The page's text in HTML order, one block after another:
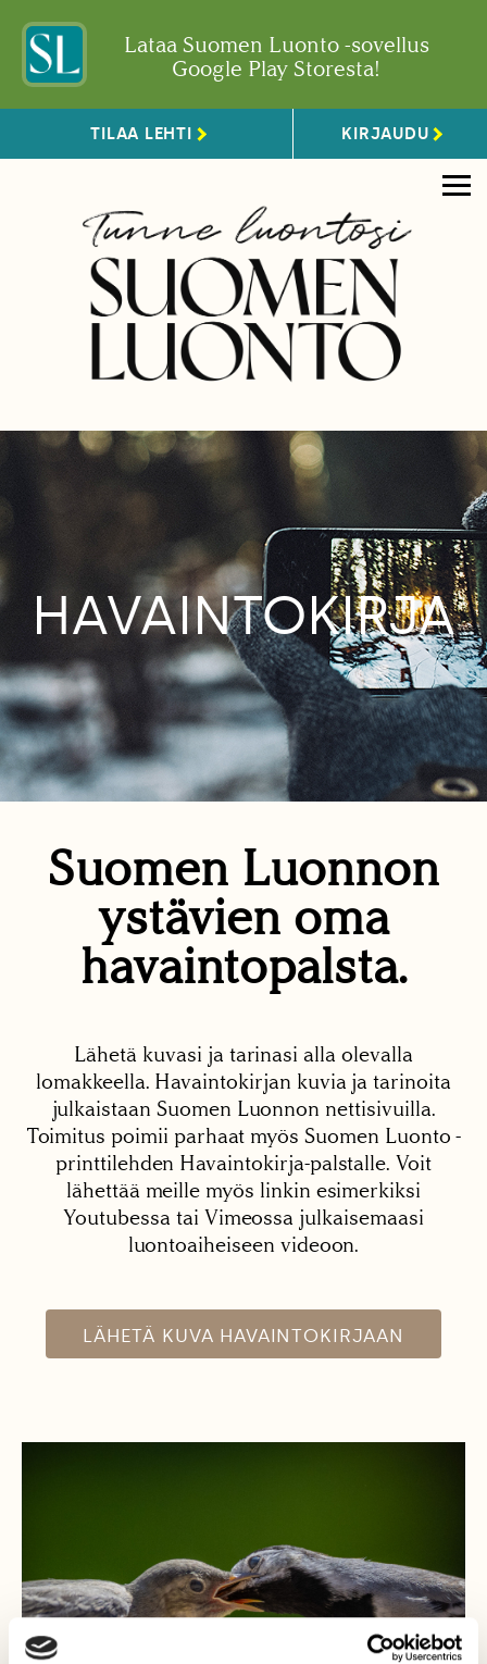
Lataa Suomen Luonto -sovellus
Google Play Storesta!
TILAA LEHTI KIRJAUDU
HAVAINTOKIRJA
Suomen Luonnon
ystävien oma
havaintopalsta.
Lähetä kuvasi ja tarinasi alla olevalla
lomakkeella. Havaintokirjan kuvia ja tarinoita
julkaistaan Suomen Luonnon nettisivuilla.
Toimitus poimii parhaat myös Suomen Luonto -
printtilehden Havaintokirja-palstalle. Voit
lähettää meille myös linkin esimerkiksi
Youtubessa tai Vimeossa julkaisemaasi
luontoaiheiseen videoon.
LÄHETÄ KUVA HAVAINTOKIRJAAN